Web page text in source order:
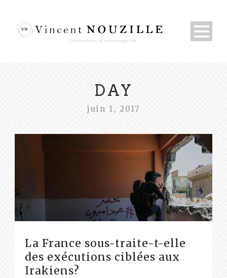
DAY
juin 1, 2017
La France sous-traite-t-elle
des exécutions ciblées aux
Irakiens?